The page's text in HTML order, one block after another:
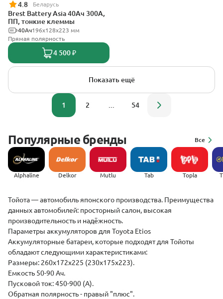
4.8 Беларусь
Brest Battery Asia 40Ач 300А,
ПП, тонкие клеммы
196х128х223 мм
40Ач
Прямая полярность
4 500 ₽
Показать ещё
1 2 54
Популярные бренды Все
Alphaline Delkor Mutlu Tab Topla
Тойота — автомобиль японского производства. Преимущества
данных автомобилей: просторный салон, высокая
производительность и надёжность.
Параметры аккумуляторов для Toyota Etios
Аккумуляторные батареи, которые подходят для Тойоты
обладают следующими характеристиками:
Размеры: 260х172х225 (230х175х223).
Емкость 50-90 Ач.
Пусковой ток: 450-900 (А).
Обратная полярность - правый "плюс".